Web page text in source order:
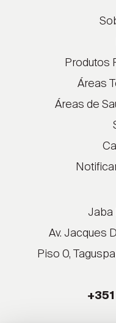
Produtos
Áreas
Áreas de
Jaba
Av. Jacques
Piso 0,